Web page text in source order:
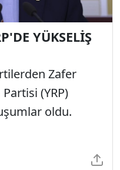
YÜKSELİŞ
Zafer
(YRP)
oldu.